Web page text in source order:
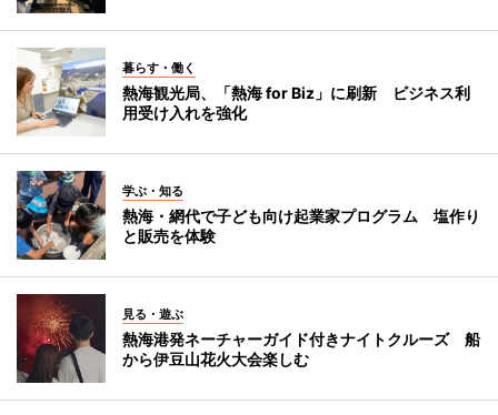
暮らす・働く
熱海観光局、「熱海 for Biz」に刷新 ビジネス利
用受け入れを強化
学ぶ・知る
熱海・網代で子ども向け起業家プログラム 塩作り
と販売を体験
見る・遊ぶ
熱海港発ネーチャーガイド付きナイトクルーズ 船
から伊豆山花火大会楽しむ